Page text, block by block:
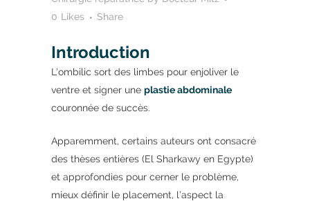
0 Likes Share
Introduction
L’ombilic sort des limbes pour enjoliver le
ventre et signer une plastie abdominale
couronnée de succès.
Apparemment, certains auteurs ont consacré
des thèses entières (El Sharkawy en Egypte)
et approfondies pour cerner le problème,
mieux définir le placement, l’aspect la